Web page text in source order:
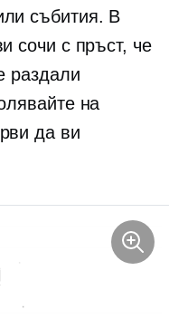
събития. В
сочи с пръст, че
раздали
на
да ви